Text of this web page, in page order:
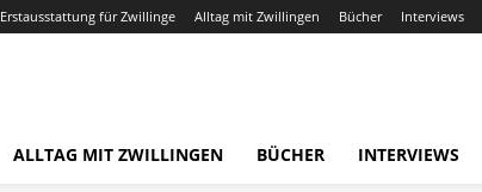
Erstausstattung für Zwillinge Alltag mit Zwillingen Bücher Interviews
ALLTAG MIT ZWILLINGEN BÜCHER INTERVIEWS